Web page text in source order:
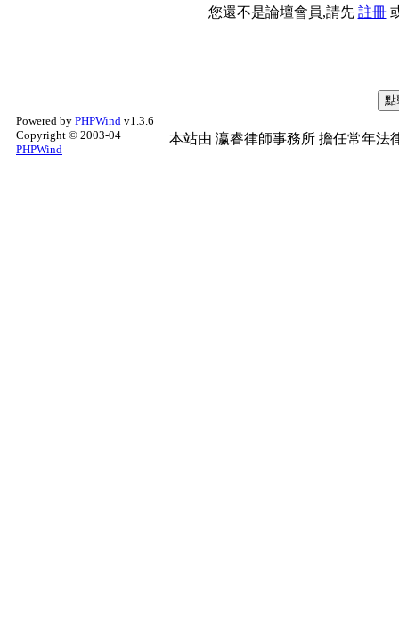
您還不是論壇會員,請先 註冊
Powered by PHPWind v1.3.6
Copyright © 2003-04
PHPWind
本站由 瀛睿律師事務所 擔任常年法